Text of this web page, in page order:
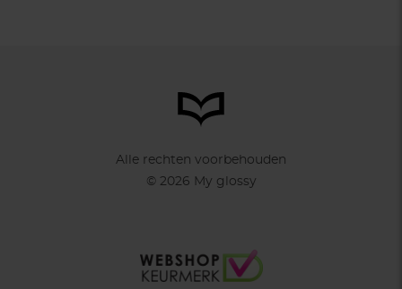
Alle rechten voorbehouden
© 2026 My glossy